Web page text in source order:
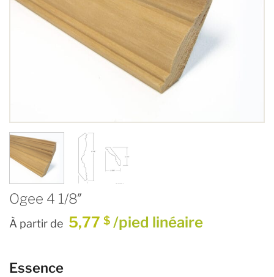
Ogee 4 1/8″
À partir de 5,77 $ /pied linéaire
Essence